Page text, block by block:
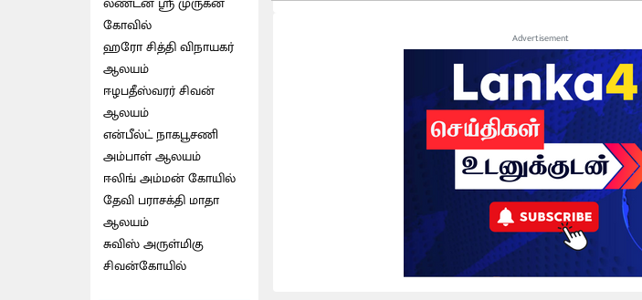
கோவில்
ஹரோ சித்தி விநாயகர்
ஆலயம்
ஈழபதீஸ்வரர் சிவன்
ஆலயம்
என்பீல்ட் நாகபூசணி
அம்பாள் ஆலயம்
ஈலிங் அம்மன் கோயில்
தேவி பராசக்தி மாதா
ஆலயம்
சுவிஸ் அருள்மிகு
சிவன்கோயில்
Advertisement